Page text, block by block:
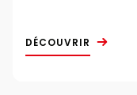
DÉCOUVRIR